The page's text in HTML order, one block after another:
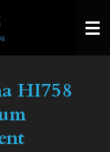
HI758